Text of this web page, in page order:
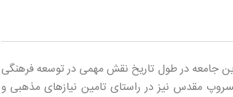
جامعه در طول تاریخ نقش مهمی در توسعه فرهنگی
مقدس نیز در راستای تامین نیازهای مذهبی و